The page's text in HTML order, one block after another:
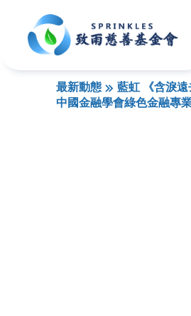
最新動態
藍虹 《含淚遠
中國金融學會綠色金融專